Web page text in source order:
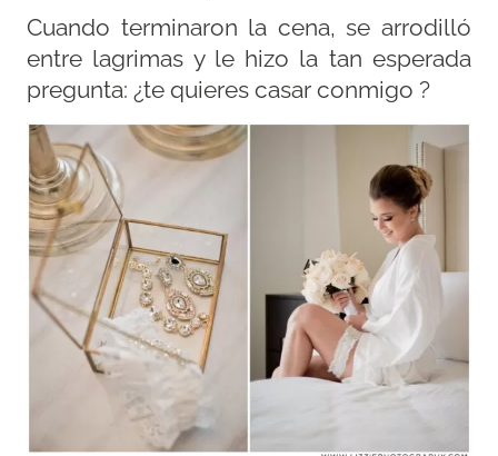
Cuando terminaron la cena, se arrodilló
entre lagrimas y le hizo la tan esperada
pregunta: ¿te quieres casar conmigo ?